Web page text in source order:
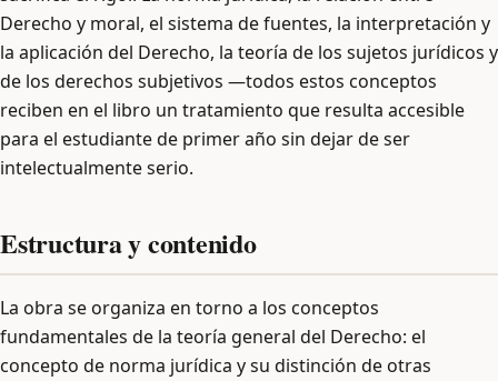
Derecho y moral, el sistema de fuentes, la interpretación y
la aplicación del Derecho, la teoría de los sujetos jurídicos y
de los derechos subjetivos —todos estos conceptos
reciben en el libro un tratamiento que resulta accesible
para el estudiante de primer año sin dejar de ser
intelectualmente serio.
Estructura y contenido
La obra se organiza en torno a los conceptos
fundamentales de la teoría general del Derecho: el
concepto de norma jurídica y su distinción de otras